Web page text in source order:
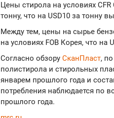
Цены стирола на условиях
тонну, что на USD10 за тонну
Между тем, цены на сырье
на условиях FOB Корея, что
Согласно обзору СканПласт,
полистирола и стирольных
январем прошлого года и
потребления наблюдается по
прошлого года.